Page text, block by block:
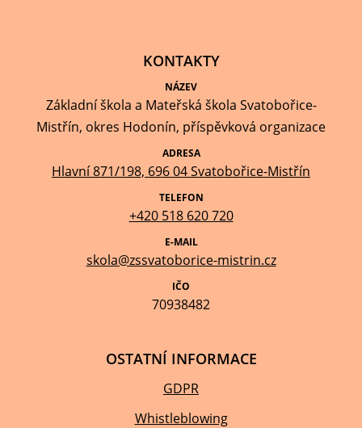
KONTAKTY
NÁZEV
Základní škola a Mateřská škola Svatobořice-
Mistřín, okres Hodonín, příspěvková organizace
ADRESA
Hlavní 871/198, 696 04 Svatobořice-Mistřín
TELEFON
+420 518 620 720
E-MAIL
skola@zssvatoborice-mistrin.cz
IČO
70938482
OSTATNÍ INFORMACE
GDPR
Whistleblowing